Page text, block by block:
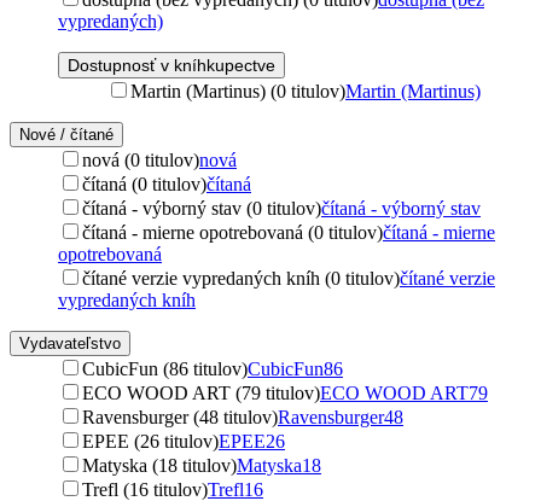
vypredaných)
Dostupnosť v kníhkupectve
Martin (Martinus) (0 titulov)Martin (Martinus)
Nové / čítané
nová (0 titulov)nová
čítaná (0 titulov)čítaná
čítaná - výborný stav (0 titulov)čítaná - výborný stav
čítaná - mierne opotrebovaná (0 titulov)čítaná - mierne
opotrebovaná
čítané verzie vypredaných kníh (0 titulov)čítané verzie
vypredaných kníh
Vydavateľstvo
CubicFun (86 titulov)CubicFun86
ECO WOOD ART (79 titulov)ECO WOOD ART79
Ravensburger (48 titulov)Ravensburger48
EPEE (26 titulov)EPEE26
Matyska (18 titulov)Matyska18
Trefl (16 titulov)Trefl16